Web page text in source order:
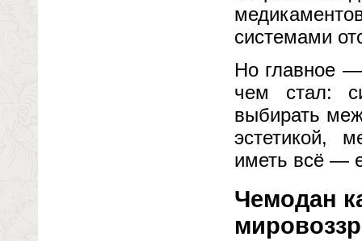
системами
Но главное —
чем стал:
выбирать
эстетикой,
иметь всё —
Чемодан